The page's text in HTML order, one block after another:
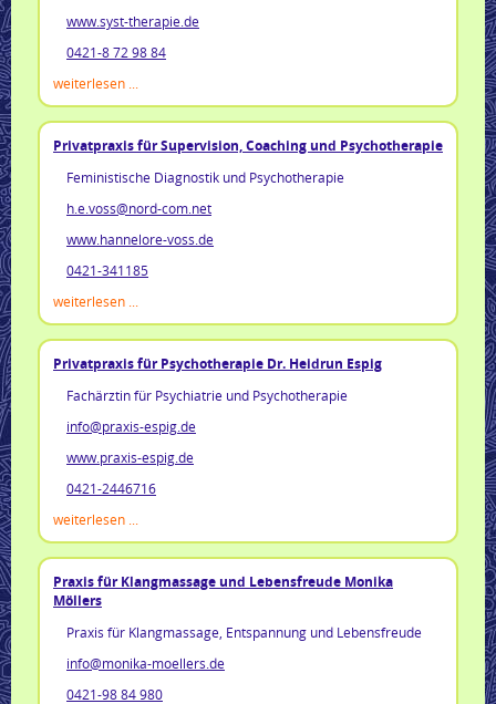
www.syst-therapie.de
0421-8 72 98 84
weiterlesen ...
Privatpraxis für Supervision, Coaching und Psychotherapie
Feministische Diagnostik und Psychotherapie
h.e.voss@nord-com.net
www.hannelore-voss.de
0421-341185
weiterlesen ...
Privatpraxis für Psychotherapie Dr. Heidrun Espig
Fachärztin für Psychiatrie und Psychotherapie
info@praxis-espig.de
www.praxis-espig.de
0421-2446716
weiterlesen ...
Praxis für Klangmassage und Lebensfreude Monika
Möllers
Praxis für Klangmassage, Entspannung und Lebensfreude
info@monika-moellers.de
0421-98 84 980